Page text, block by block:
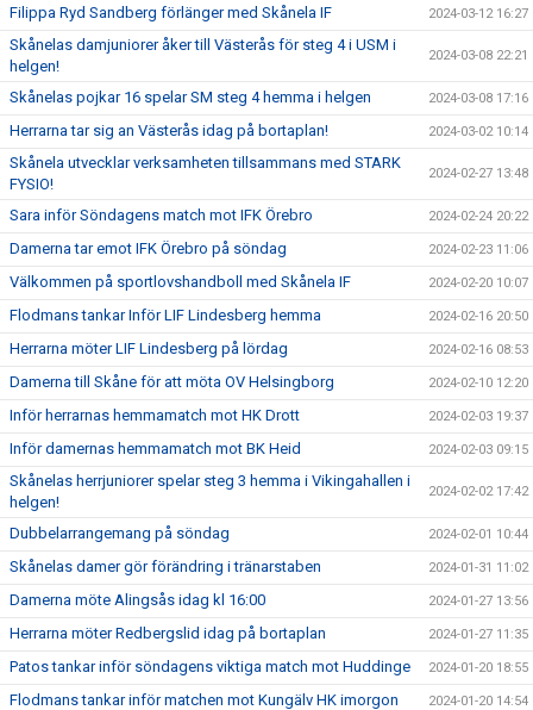
Filippa Ryd Sandberg förlänger med Skånela IF 2024-03-12 16:27
Skånelas damjuniorer åker till Västerås för steg 4 i USM i
helgen!
2024-03-08 22:21
Skånelas pojkar 16 spelar SM steg 4 hemma i helgen 2024-03-08 17:16
Herrarna tar sig an Västerås idag på bortaplan! 2024-03-02 10:14
Skånela utvecklar verksamheten tillsammans med STARK
FYSIO!
2024-02-27 13:48
Sara inför Söndagens match mot IFK Örebro 2024-02-24 20:22
Damerna tar emot IFK Örebro på söndag 2024-02-23 11:06
Välkommen på sportlovshandboll med Skånela IF 2024-02-20 10:07
Flodmans tankar Inför LIF Lindesberg hemma 2024-02-16 20:50
Herrarna möter LIF Lindesberg på lördag 2024-02-16 08:53
Damerna till Skåne för att möta OV Helsingborg 2024-02-10 12:20
Inför herrarnas hemmamatch mot HK Drott 2024-02-03 19:37
Inför damernas hemmamatch mot BK Heid 2024-02-03 09:15
Skånelas herrjuniorer spelar steg 3 hemma i Vikingahallen i
helgen!
2024-02-02 17:42
Dubbelarrangemang på söndag 2024-02-01 10:44
Skånelas damer gör förändring i tränarstaben 2024-01-31 11:02
Damerna möte Alingsås idag kl 16:00 2024-01-27 13:56
Herrarna möter Redbergslid idag på bortaplan 2024-01-27 11:35
Patos tankar inför söndagens viktiga match mot Huddinge 2024-01-20 18:55
Flodmans tankar inför matchen mot Kungälv HK imorgon 2024-01-20 14:54